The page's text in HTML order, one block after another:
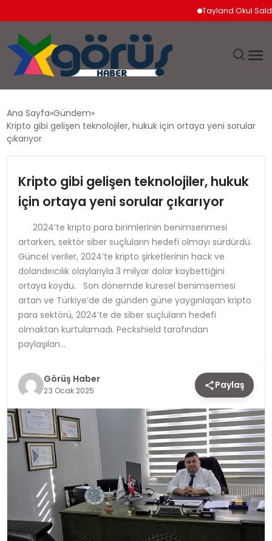
Tayland Okul
EKONOMI
MAGAZIN
SAĞLIK
SPOR
TEKNOLOJI
YAŞAM
Ana Sayfa Gündem
Kripto gibi gelişen teknolojiler, hukuk için ortaya yeni sorular
çıkarıyor
Kripto gibi gelişen teknolojiler, hukuk
için ortaya yeni sorular çıkarıyor
2024’te kripto para birimlerinin benimsenmesi
artarken, sektör siber suçluların hedefi olmayı sürdürdü.
Güncel veriler, 2024’te kripto şirketlerinin hack ve
dolandırıcılık olaylarıyla 3 milyar dolar kaybettiğini
ortaya koydu. Son dönemde küresel benimsemesi
artan ve Türkiye’de de günden güne yaygınlaşan kripto
para sektörü, 2024’te de siber suçluların hedefi
olmaktan kurtulamadı. Peckshield tarafından
paylaşılan…
Görüş Haber
23 Ocak 2025 Paylaş